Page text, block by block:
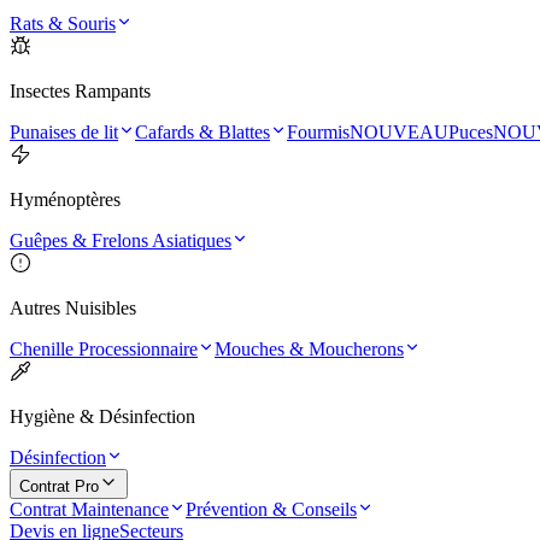
Rats & Souris
Insectes Rampants
Punaises de lit
Cafards & Blattes FourmisNOUVEAUPuces
Hyménoptères
Guêpes & Frelons Asiatiques
Autres Nuisibles
Chenille Processionnaire
Mouches & Moucherons
Hygiène & Désinfection
Désinfection
Contrat Pro
Contrat Maintenance
Prévention & Conseils
Devis en ligneSecteurs